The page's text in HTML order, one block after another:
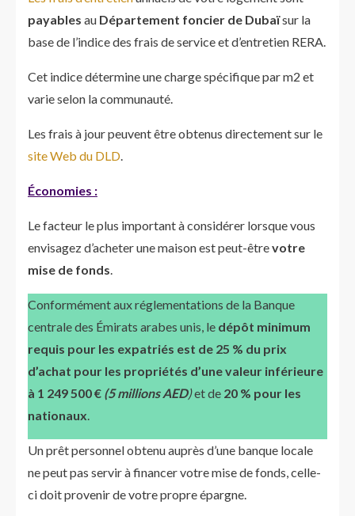
payables au Département foncier de Dubaïsur la
base de l’indice des frais de service et d’entretien RERA.
Cet indice détermine une charge spécifique par m2 et
varie selon la communauté.
Les frais à jour peuvent être obtenus directement sur le
site Web du DLD.
Économies :
Le facteur le plus important à considérer lorsque vous
envisagez d’acheter une maison est peut-êtrevotre
mise de fonds.
Conformément aux réglementations de la Banque
centrale des Émirats arabes unis, le dépôt minimum
requis pour les expatriés est de 25 % du prix
d’achat pour les propriétés d’une valeur inférieure
à 1 249 500 € (5 millions AED)et de 20 % pour les
nationaux.
Un prêt personnel obtenu auprès d’une banque locale
ne peut pas servir à financer votre mise de fonds, celle-
ci doit provenir de votre propre épargne.